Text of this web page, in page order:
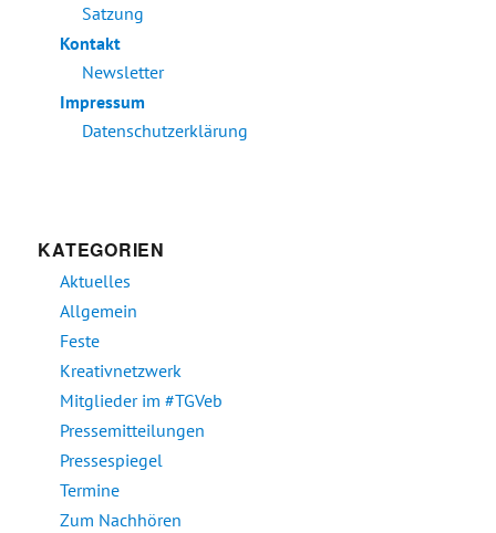
Satzung
Kontakt
Newsletter
Impressum
Datenschutzerklärung
KATEGORIEN
Aktuelles
Allgemein
Feste
Kreativnetzwerk
Mitglieder im #TGVeb
Pressemitteilungen
Pressespiegel
Termine
Zum Nachhören